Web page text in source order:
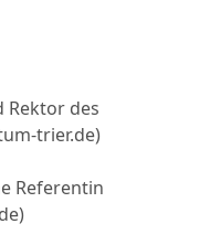
Rektor des
trier.de)
Referentin